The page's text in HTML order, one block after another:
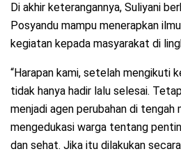
Di akhir keterangannya, Suliyani
Posyandu mampu menerapkan
kegiatan kepada masyarakat di
“Harapan kami, setelah mengikuti
tidak hanya hadir lalu selesai.
menjadi agen perubahan di tengah
mengedukasi warga tentang
dan sehat. Jika itu dilakukan